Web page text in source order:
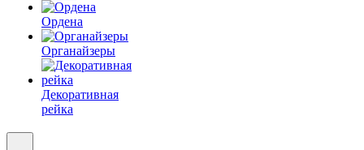
Ордена
Органайзеры
Декоративная
рейка